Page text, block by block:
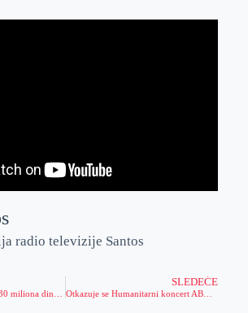
radio televizije Santos
SLEDEĆE